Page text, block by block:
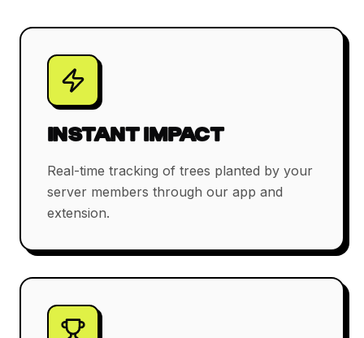
INSTANT IMPACT
Real-time tracking of trees planted by your
server members through our app and
extension.